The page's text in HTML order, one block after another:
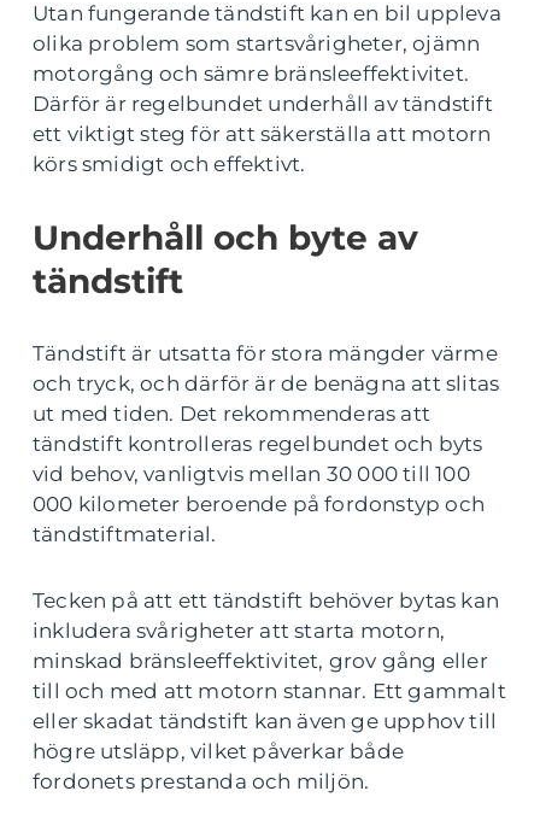
Utan fungerande tändstift kan en bil uppleva
olika problem som startsvårigheter, ojämn
motorgång och sämre bränsleeffektivitet.
Därför är regelbundet underhåll av tändstift
ett viktigt steg för att säkerställa att motorn
körs smidigt och effektivt.
Underhåll och byte av
tändstift
Tändstift är utsatta för stora mängder värme
och tryck, och därför är de benägna att slitas
ut med tiden. Det rekommenderas att
tändstift kontrolleras regelbundet och byts
vid behov, vanligtvis mellan 30 000 till 100
000 kilometer beroende på fordonstyp och
tändstiftmaterial.
Tecken på att ett tändstift behöver bytas kan
inkludera svårigheter att starta motorn,
minskad bränsleeffektivitet, grov gång eller
till och med att motorn stannar. Ett gammalt
eller skadat tändstift kan även ge upphov till
högre utsläpp, vilket påverkar både
fordonets prestanda och miljön.